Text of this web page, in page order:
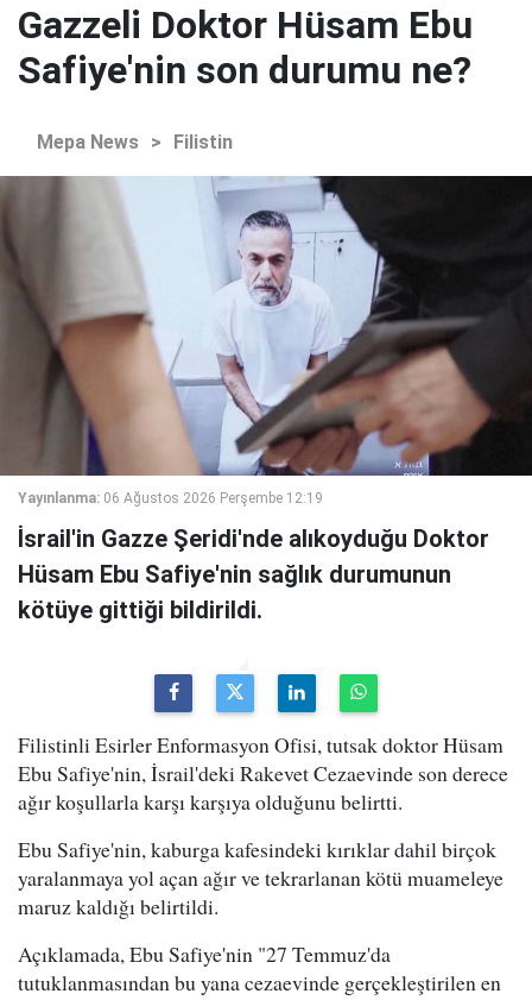
Gazzeli Doktor Hüsam Ebu
Safiye'nin son durumu ne?
Mepa News > Filistin
Yayınlanma: 06 Ağustos 2026 Perşembe 12:19
İsrail'in Gazze Şeridi'nde alıkoyduğu Doktor
Hüsam Ebu Safiye'nin sağlık durumunun
kötüye gittiği bildirildi.
Filistinli Esirler Enformasyon Ofisi, tutsak doktor Hüsam
Ebu Safiye'nin, İsrail'deki Rakevet Cezaevinde son derece
ağır koşullarla karşı karşıya olduğunu belirtti.
Ebu Safiye'nin, kaburga kafesindeki kırıklar dahil birçok
yaralanmaya yol açan ağır ve tekrarlanan kötü muameleye
maruz kaldığı belirtildi.
Açıklamada, Ebu Safiye'nin "27 Temmuz'da
tutuklanmasından bu yana cezaevinde gerçekleştirilen en